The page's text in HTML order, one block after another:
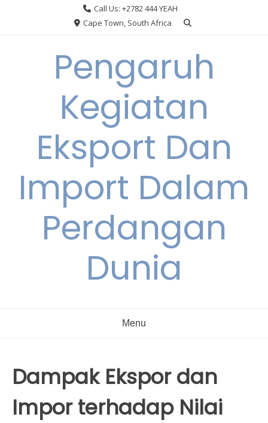
Call Us: +2782 444 YEAH
Cape Town, South Africa
Pengaruh
Kegiatan
Eksport Dan
Import Dalam
Perdangan
Dunia
Menu
Dampak Ekspor dan
Impor terhadap Nilai